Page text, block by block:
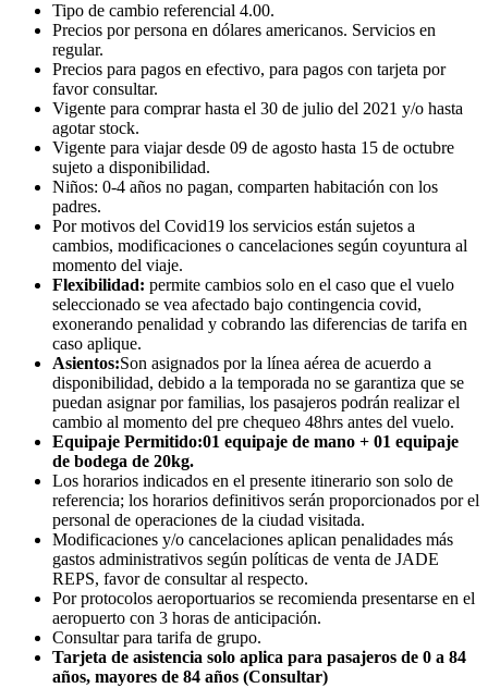
Tipo de cambio referencial 4.00.
Precios por persona en dólares americanos. Servicios en
regular.
Precios para pagos en efectivo, para pagos con tarjeta por
favor consultar.
Vigente para comprar hasta el 30 de julio del 2021 y/o hasta
agotar stock.
Vigente para viajar desde 09 de agosto hasta 15 de octubre
sujeto a disponibilidad.
Niños: 0-4 años no pagan, comparten habitación con los
padres.
Por motivos del Covid19 los servicios están sujetos a
cambios, modificaciones o cancelaciones según coyuntura al
momento del viaje.
Flexibilidad: permite cambios solo en el caso que el vuelo
seleccionado se vea afectado bajo contingencia covid,
exonerando penalidad y cobrando las diferencias de tarifa en
caso aplique.
Asientos:Son asignados por la línea aérea de acuerdo a
disponibilidad, debido a la temporada no se garantiza que se
puedan asignar por familias, los pasajeros podrán realizar el
cambio al momento del pre chequeo 48hrs antes del vuelo.
Equipaje Permitido:01 equipaje de mano + 01 equipaje
de bodega de 20kg.
Los horarios indicados en el presente itinerario son solo de
referencia; los horarios definitivos serán proporcionados por el
personal de operaciones de la ciudad visitada.
Modificaciones y/o cancelaciones aplican penalidades más
gastos administrativos según políticas de venta de JADE
REPS, favor de consultar al respecto.
Por protocolos aeroportuarios se recomienda presentarse en el
aeropuerto con 3 horas de anticipación.
Consultar para tarifa de grupo.
Tarjeta de asistencia solo aplica para pasajeros de 0 a 84
años, mayores de 84 años (Consultar)